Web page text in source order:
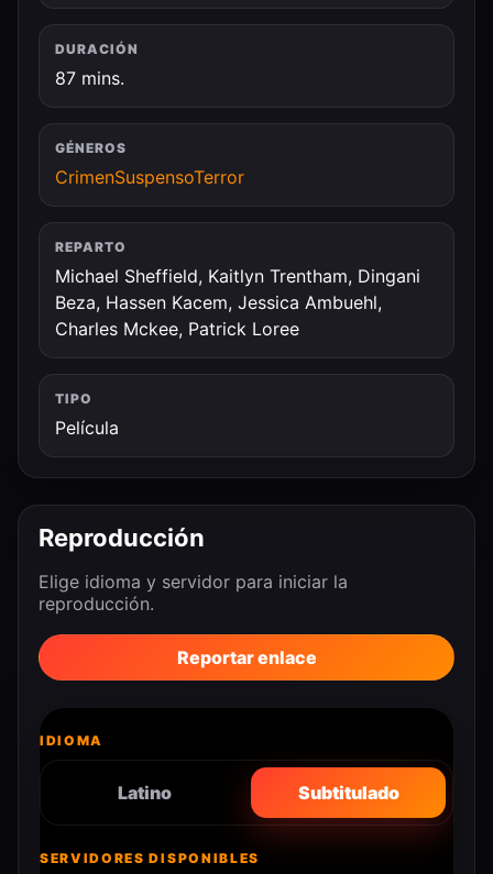
DURACIÓN
87 mins.
GÉNEROS
CrimenSuspensoTerror
REPARTO
Michael Sheffield, Kaitlyn Trentham, Dingani
Beza, Hassen Kacem, Jessica Ambuehl,
Charles Mckee, Patrick Loree
TIPO
Película
Reproducción
Elige idioma y servidor para iniciar la
reproducción.
Reportar enlace
IDIOMA
Latino Subtitulado
SERVIDORES DISPONIBLES